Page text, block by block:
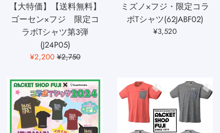
【大特価】【送料無料】
ゴーセン×フジ 限定コ
ラボTシャツ第3弾
(J24P05)
販
価
格
¥2,200通
価
格
¥2,750
ミズノ×フジ・限定コラ
ボTシャツ(62JABF02)
通
¥3,520